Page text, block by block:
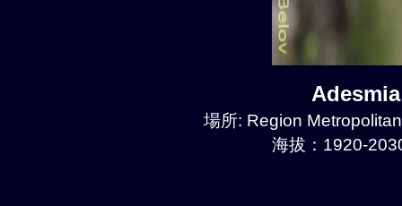
場所: Region
海拔：1920-